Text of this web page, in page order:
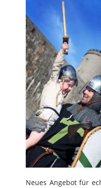
Neues Angebot für